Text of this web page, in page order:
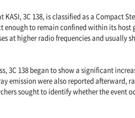
3C 138, is classified as a Compact
to remain confined within its host
at higher radio frequencies and usually
3C 138 began to show a significant
emission were also reported afterward,
sought to identify whether the event